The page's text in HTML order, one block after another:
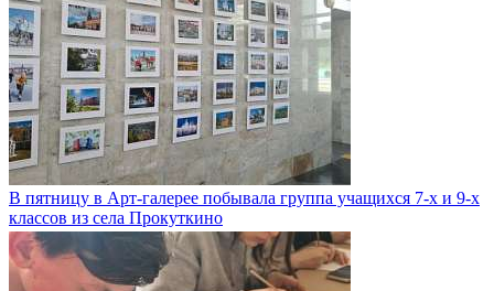
В пятницу в Арт-галерее побывала группа учащихся 7-х и 9-х
классов из села Прокуткино